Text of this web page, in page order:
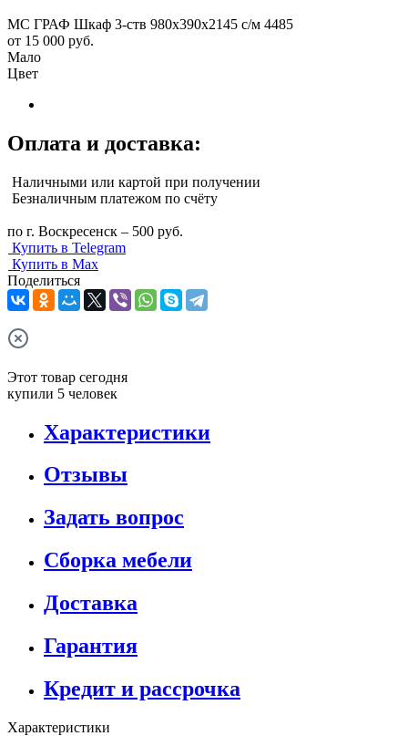
МС ГРАФ Шкаф 3-ств 980х390х2145 с/м 4485
от 15 000 руб.
Мало
Цвет
Оплата и доставка:
Наличными или картой при получении
Безналичным платежом по счёту
по г. Воскресенск – 500 руб.
Купить в Telegram
Купить в Max
Поделиться
Этот товар сегодня
купили 5 человек
Характеристики
Отзывы
Задать вопрос
Сборка мебели
Доставка
Гарантия
Кредит и рассрочка
Характеристики